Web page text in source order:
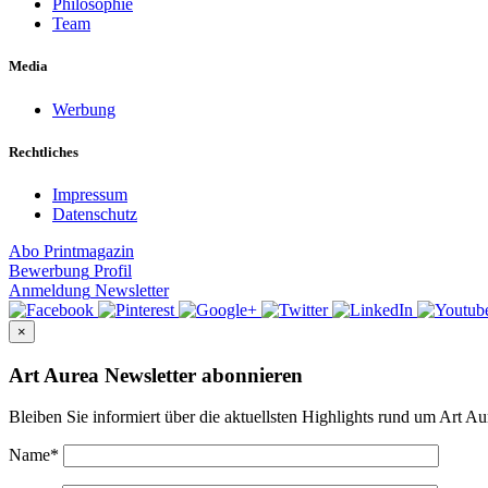
Philosophie
Team
Media
Werbung
Rechtliches
Impressum
Datenschutz
Abo Printmagazin
Bewerbung Profil
Anmeldung Newsletter
×
Art Aurea Newsletter abonnieren
Bleiben Sie informiert über die aktuellsten Highlights rund um Art
Name*